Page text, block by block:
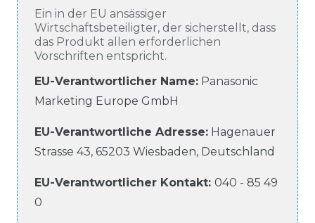
Ein in der EU ansässiger
Wirtschaftsbeteiligter, der sicherstellt, dass
das Produkt allen erforderlichen
Vorschriften entspricht.
EU-Verantwortlicher Name: Panasonic
Marketing Europe GmbH
EU-Verantwortliche Adresse: Hagenauer
Strasse 43, 65203 Wiesbaden, Deutschland
EU-Verantwortlicher Kontakt: 040 - 85 49
0